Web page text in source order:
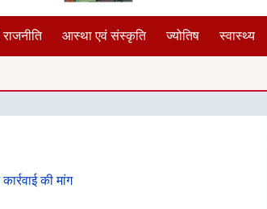
आस्था एवं संस्कृति ज्योतिष स्वास्थ्य
की मांग